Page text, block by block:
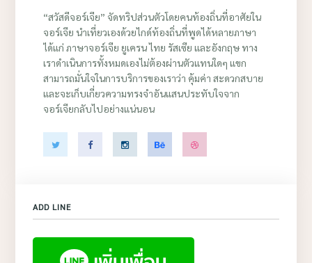
“สวัสดีจอร์เจีย” จัดทริปส่วนตัวโดยคนท้องถิ่นที่อาศัยใน
จอร์เจีย นำเที่ยวเองด้วยไกด์ท้องถิ่นที่พูดได้หลายภาษา
ได้แก่ ภาษาจอร์เจีย ยูเครน ไทย รัสเซีย และอังกฤษ ทาง
เราดำเนินการทั้งหมดเองไม่ต้องผ่านตัวแทนใดๆ แขก
สามารถมั่นใจในการบริการของเราว่า คุ้มค่า สะดวกสบาย
และจะเก็บเกี่ยวความทรงจำอันแสนประทับใจจาก
จอร์เจียกลับไปอย่างแน่นอน
ADD LINE